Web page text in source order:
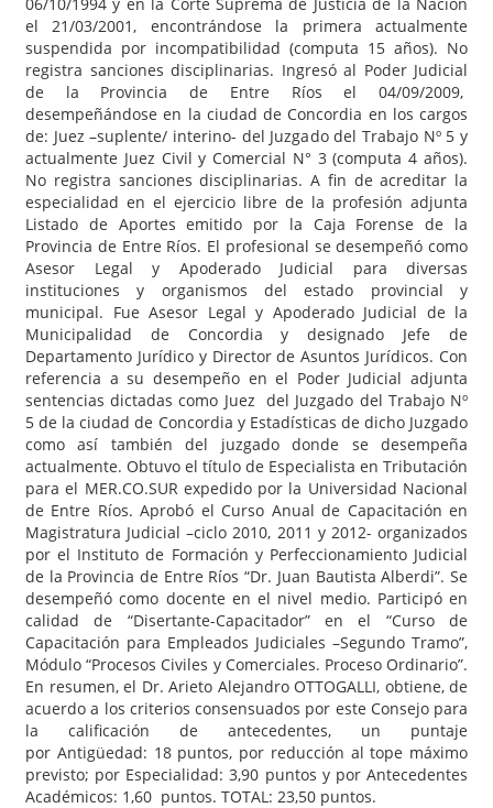
el 21/03/2001, encontrándose la primera actualmente
suspendida por incompatibilidad (computa 15 años). No
registra sanciones disciplinarias. Ingresó al Poder Judicial
de la Provincia de Entre Ríos el 04/09/2009,
desempeñándose en la ciudad de Concordia en los cargos
de: Juez –suplente/ interino- del Juzgado del Trabajo Nº 5 y
actualmente Juez Civil y Comercial N° 3 (computa 4 años).
No registra sanciones disciplinarias. A fin de acreditar la
especialidad en el ejercicio libre de la profesión adjunta
Listado de Aportes emitido por la Caja Forense de la
Provincia de Entre Ríos. El profesional se desempeñó como
Asesor Legal y Apoderado Judicial para diversas
instituciones y organismos del estado provincial y
municipal. Fue Asesor Legal y Apoderado Judicial de la
Municipalidad de Concordia y designado Jefe de
Departamento Jurídico y Director de Asuntos Jurídicos. Con
referencia a su desempeño en el Poder Judicial adjunta
sentencias dictadas como Juez del Juzgado del Trabajo Nº
5 de la ciudad de Concordia y Estadísticas de dicho Juzgado
como así también del juzgado donde se desempeña
actualmente. Obtuvo el título de Especialista en Tributación
para el MER.CO.SUR expedido por la Universidad Nacional
de Entre Ríos. Aprobó el Curso Anual de Capacitación en
Magistratura Judicial –ciclo 2010, 2011 y 2012- organizados
por el Instituto de Formación y Perfeccionamiento Judicial
de la Provincia de Entre Ríos “Dr. Juan Bautista Alberdi”. Se
desempeñó como docente en el nivel medio. Participó en
calidad de “Disertante-Capacitador” en el “Curso de
Capacitación para Empleados Judiciales –Segundo Tramo”,
Módulo “Procesos Civiles y Comerciales. Proceso Ordinario”.
En resumen, el Dr. Arieto Alejandro OTTOGALLI, obtiene, de
acuerdo a los criterios consensuados por este Consejo para
la calificación de antecedentes, un puntaje
por Antigüedad: 18 puntos, por reducción al tope máximo
previsto; por Especialidad: 3,90 puntos y por Antecedentes
Académicos: 1,60 puntos. TOTAL: 23,50 puntos.